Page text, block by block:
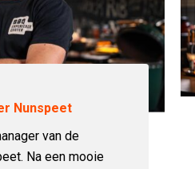
Nunspeet
van de
Na een mooie